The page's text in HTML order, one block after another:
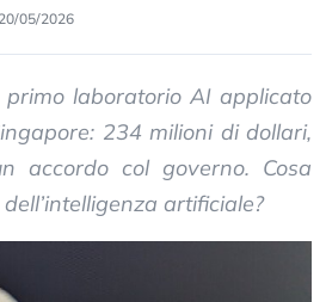
20/05/2026
laboratorio AI applicato
234 milioni di dollari,
accordo col governo. Cosa
artificiale?